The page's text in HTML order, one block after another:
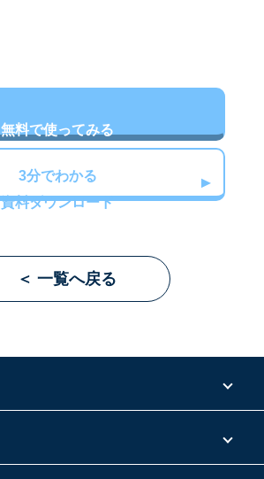
無料で使ってみる
3分でわかる
資料ダウンロード
＜ 一覧へ戻る